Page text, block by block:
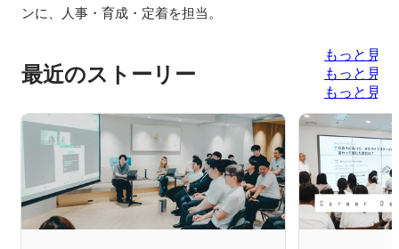
ンに、人事・育成・定着を担当。
最近のストーリー
もっと見る
もっと見る
もっと見る